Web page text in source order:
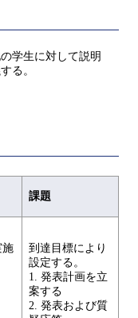
学生に対して説明
る。
課題
施
到達目標により
設定する。
1. 発表計画を立
案する
2. 発表および質